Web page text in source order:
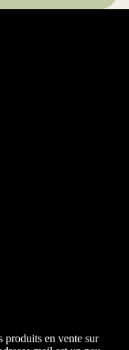
produits en vente sur